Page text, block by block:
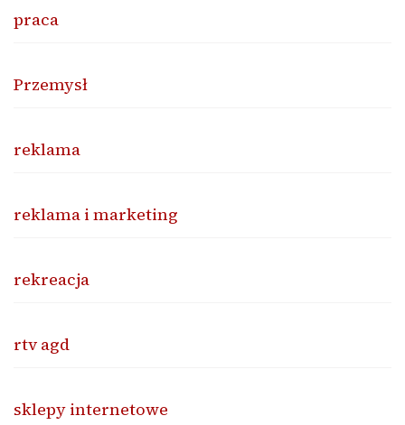
praca
Przemysł
reklama
reklama i marketing
rekreacja
rtv agd
sklepy internetowe